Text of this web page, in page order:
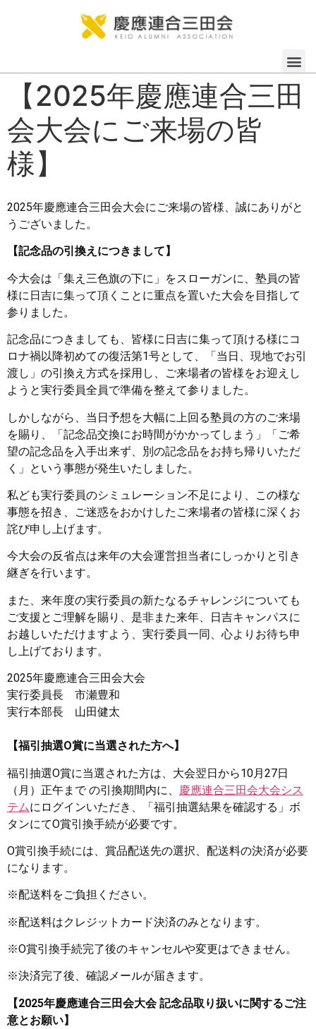
【2025年慶應連合三田
会大会にご来場の皆
様】
2025年慶應連合三田会大会にご来場の皆様、誠にありがと
うございました。
【記念品の引換えにつきまして】
今大会は「集え三色旗の下に」をスローガンに、塾員の皆
様に日吉に集って頂くことに重点を置いた大会を目指して
参りました。
記念品につきましても、皆様に日吉に集って頂ける様にコ
ロナ禍以降初めての復活第1号として、「当日、現地でお引
渡し」の引換え方式を採用し、ご来場者の皆様をお迎えし
ようと実行委員全員で準備を整えて参りました。
しかしながら、当日予想を大幅に上回る塾員の方のご来場
を賜り、「記念品交換にお時間がかかってしまう」「ご希
望の記念品を入手出来ず、別の記念品をお持ち帰りいただ
く」という事態が発生いたしました。
私ども実行委員のシミュレーション不足により、この様な
事態を招き、ご迷惑をおかけしたご来場者の皆様に深くお
詫び申し上げます。
今大会の反省点は来年の大会運営担当者にしっかりと引き
継ぎを行います。
また、来年度の実行委員の新たなるチャレンジについても
ご支援とご理解を賜り、是非また来年、日吉キャンパスに
お越しいただけますよう、実行委員一同、心よりお待ち申
し上げております。
2025年慶應連合三田会大会
実行委員長 市瀬豊和
実行本部長 山田健太
【福引抽選O賞に当選された方へ】
福引抽選O賞に当選された方は、大会翌日から10月27日
（月）正午まで の引換期間内に、
慶應連合三田会大会シス
テムにログインいただき、「福引抽選結果を確認する」ボ
タンにてO賞引換手続が必要です。
O賞引換手続には、賞品配送先の選択、配送料の決済が必要
になります。
※配送料をご負担ください。
※配送料はクレジットカード決済のみとなります。
※O賞引換手続完了後のキャンセルや変更はできません。
※決済完了後、確認メールが届きます。
【2025年慶應連合三田会大会 記念品取り扱いに関するご注
意とお願い】